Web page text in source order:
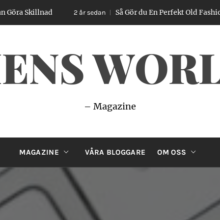
2 år sedan Så Gör du En Perfekt Old Fashioned –
– Magazine
MAGAZINE VÅRA BLOGGARE OM OSS